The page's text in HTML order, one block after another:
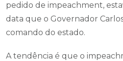
pedido de impeachment,
data que o Governador
comando do estado.
A tendência é que o